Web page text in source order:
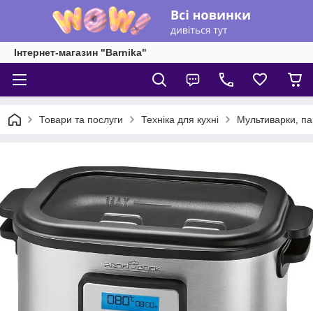
Інтернет-магазин "Barnika"
Товари та послуги Техніка для кухні Мультиварки,